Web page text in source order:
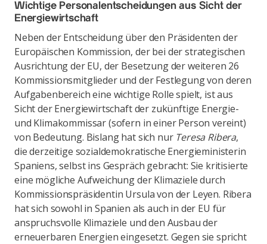
Wichtige Personalentscheidungen aus Sicht der
Energiewirtschaft
Neben der Entscheidung über den Präsidenten der
Europäischen Kommission, der bei der strategischen
Ausrichtung der EU, der Besetzung der weiteren 26
Kommissionsmitglieder und der Festlegung von deren
Aufgabenbereich eine wichtige Rolle spielt, ist aus
Sicht der Energiewirtschaft der zukünftige Energie-
und Klimakommissar (sofern in einer Person vereint)
von Bedeutung. Bislang hat sich nur Teresa Ribera,
die derzeitige sozialdemokratische Energieministerin
Spaniens, selbst ins Gespräch gebracht: Sie kritisierte
eine mögliche Aufweichung der Klimaziele durch
Kommissionspräsidentin Ursula von der Leyen. Ribera
hat sich sowohl in Spanien als auch in der EU für
anspruchsvolle Klimaziele und den Ausbau der
erneuerbaren Energien eingesetzt. Gegen sie spricht